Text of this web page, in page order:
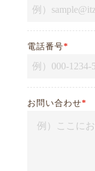
電話番号*
お問い合わせ*